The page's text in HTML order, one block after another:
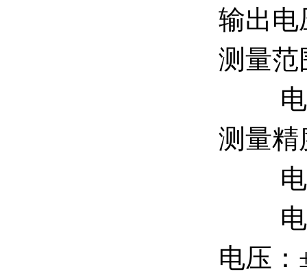
输出
测量范
电感
测量
电感
电流
电压：